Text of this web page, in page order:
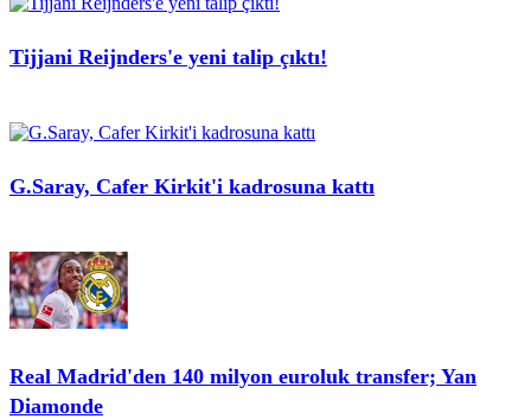
Tijjani Reijnders'e yeni talip çıktı!
G.Saray, Cafer Kirkit'i kadrosuna kattı
Real Madrid'den 140 milyon euroluk transfer; Yan
Diamonde